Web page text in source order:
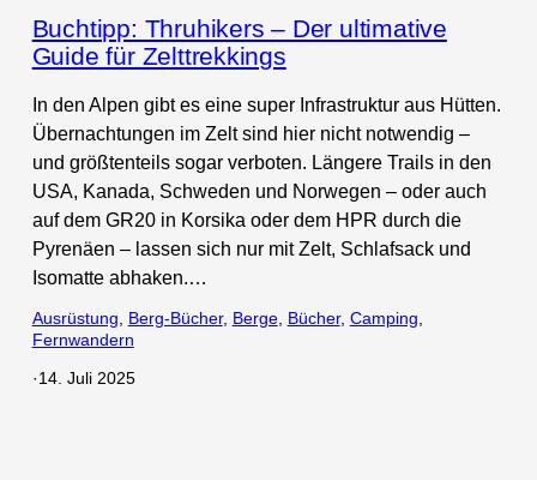
Buchtipp: Thruhikers – Der ultimative
Guide für Zelttrekkings
In den Alpen gibt es eine super Infrastruktur aus Hütten.
Übernachtungen im Zelt sind hier nicht notwendig –
und größtenteils sogar verboten. Längere Trails in den
USA, Kanada, Schweden und Norwegen – oder auch
auf dem GR20 in Korsika oder dem HPR durch die
Pyrenäen – lassen sich nur mit Zelt, Schlafsack und
Isomatte abhaken.…
Ausrüstung Berg-Bücher, Berge, Bücher, Camping
Fernwandern
·14. Juli 2025